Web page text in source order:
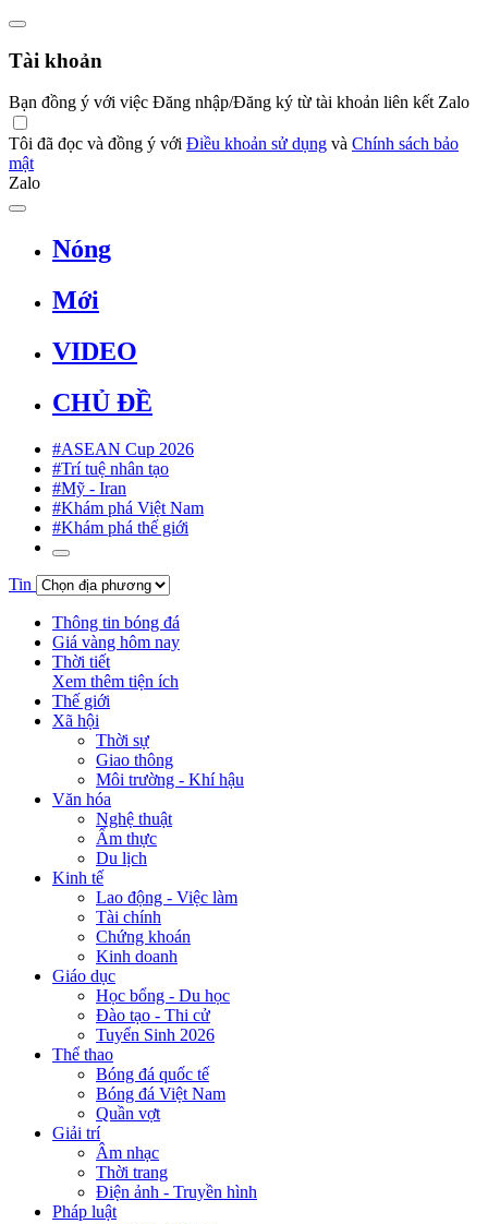
Tài khoản
Bạn đồng ý với việc Đăng nhập/Đăng ký từ tài khoản liên kết Zalo
Tôi đã đọc và đồng ý với Điều khoản sử dụng và Chính sách bảo
mật
Zalo
Nóng
Mới
VIDEO
CHỦ ĐỀ
#ASEAN Cup 2026
#Trí tuệ nhân tạo
#Mỹ - Iran
#Khám phá Việt Nam
#Khám phá thế giới
Tin
Thông tin bóng đá
Giá vàng hôm nay
Thời tiết
Xem thêm tiện ích
Thế giới
Xã hội
Thời sự
Giao thông
Môi trường - Khí hậu
Văn hóa
Nghệ thuật
Ẩm thực
Du lịch
Kinh tế
Lao động - Việc làm
Tài chính
Chứng khoán
Kinh doanh
Giáo dục
Học bổng - Du học
Đào tạo - Thi cử
Tuyển Sinh 2026
Thể thao
Bóng đá quốc tế
Bóng đá Việt Nam
Quần vợt
Giải trí
Âm nhạc
Thời trang
Điện ảnh - Truyền hình
Pháp luật